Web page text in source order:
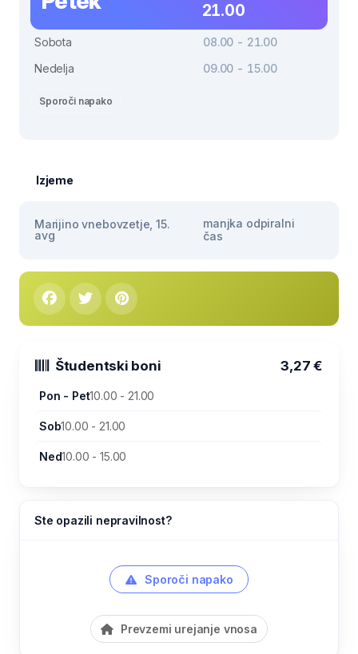
21.00
Sobota
08.00 - 21.00
Nedelja
09.00 - 15.00
Sporoči napako
Izjeme
Marijino vnebovzetje, 15.
avg
manjka odpiralni
čas
Študentski boni 3,27 €
Pon - Pet10.00 - 21.00
Sob10.00 - 21.00
Ned10.00 - 15.00
Ste opazili nepravilnost?
Sporoči napako
Prevzemi urejanje vnosa